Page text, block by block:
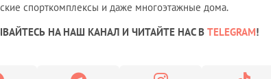
спорткомплексы и даже многоэтажные дома.
НА НАШ КАНАЛ И ЧИТАЙТЕ НАС В TELEGRAM!